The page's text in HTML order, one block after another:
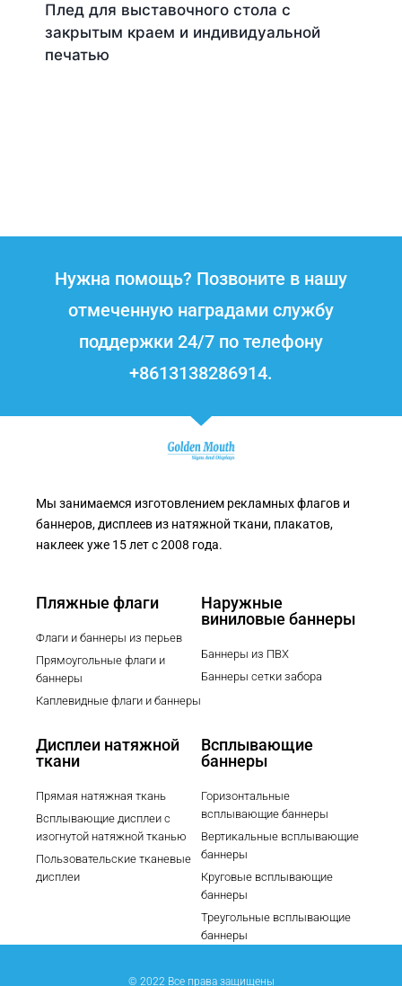
Плед для выставочного стола с
закрытым краем и индивидуальной
печатью
Нужна помощь? Позвоните в нашу
отмеченную наградами службу
поддержки 24/7 по телефону
+8613138286914.
Мы занимаемся изготовлением рекламных флагов и
баннеров, дисплеев из натяжной ткани, плакатов,
наклеек уже 15 лет с 2008 года.
Пляжные флаги
Флаги и баннеры из перьев
Прямоугольные флаги и
баннеры
Каплевидные флаги и баннеры
Наружные
виниловые баннеры
Баннеры из ПВХ
Баннеры сетки забора
Дисплеи натяжной
ткани
Прямая натяжная ткань
Всплывающие дисплеи с
изогнутой натяжной тканью
Пользовательские тканевые
дисплеи
Всплывающие
баннеры
Горизонтальные
всплывающие баннеры
Вертикальные всплывающие
баннеры
Круговые всплывающие
баннеры
Треугольные всплывающие
баннеры
© 2022 Все права защищены